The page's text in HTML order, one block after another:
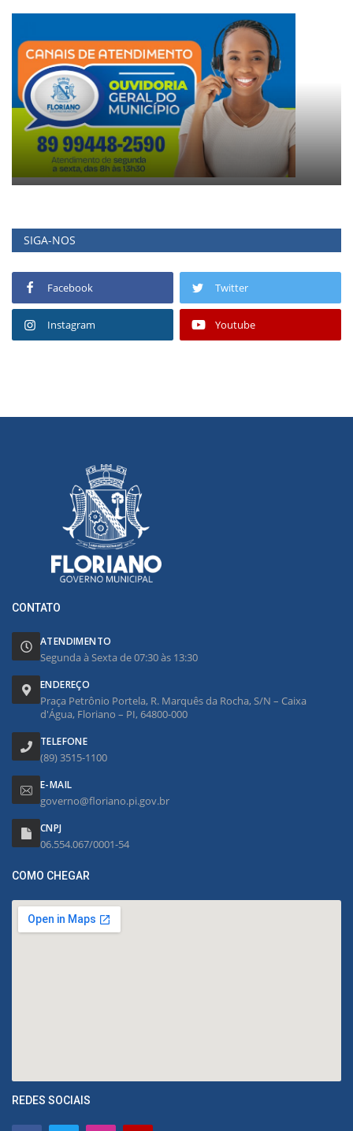
SIGA-NOS
Facebook Twitter
Instagram Youtube
CONTATO
ATENDIMENTO
Segunda à Sexta de 07:30 às 13:30
ENDEREÇO
Praça Petrônio Portela, R. Marquês da Rocha, S/N – Caixa
d'Água, Floriano – PI, 64800-000
TELEFONE
(89) 3515-1100
E-MAIL
governo@floriano.pi.gov.br
CNPJ
06.554.067/0001-54
COMO CHEGAR
REDES SOCIAIS